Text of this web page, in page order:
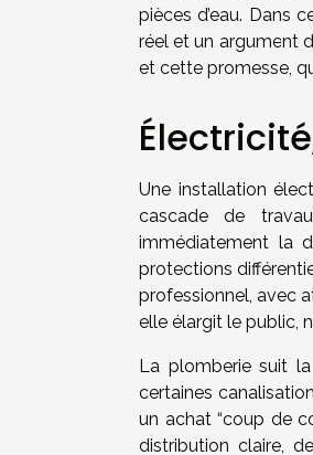
pièces d’eau. Dans
réel et un argument
et cette promesse,
Une installation
cascade de
immédiatement la
protections
professionnel, avec
elle élargit le public,
La plomberie suit la
certaines
un achat “coup de
distribution claire,